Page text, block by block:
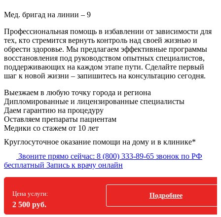
Мед. бригад на линии – 9
Профессиональная помощь в избавлении от зависимости для
тех, кто стремится вернуть контроль над своей жизнью и
обрести здоровье. Мы предлагаем эффективные программы
восстановления под руководством опытных специалистов,
поддерживающих на каждом этапе пути. Сделайте первый
шаг к новой жизни – запишитесь на консультацию сегодня.
Выезжаем в любую точку города и региона
Дипломированные и лицензированные специалисты
Даем гарантию на процедуру
Оставляем препараты пациентам
Медики со стажем от 10 лет
Круглосуточное оказание помощи на дому и в клинике*
Звоните прямо сейчас: 8 (800) 333-89-65 звонок по РФ
бесплатный Запись к врачу онлайн
Цена услуги:
2 500 руб.
Подробнее